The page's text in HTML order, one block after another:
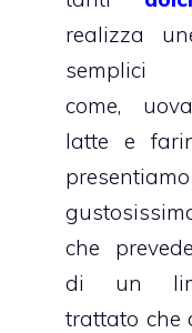
realizza
semplici
come,
latte e
che
di un
trattato che